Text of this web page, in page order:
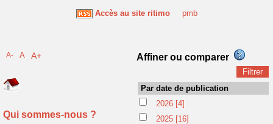
Accès au site ritimo pmb
A- A A+
Qui sommes-nous ?
Affiner ou comparer
Par date de publication
2026 [4]
2025 [16]